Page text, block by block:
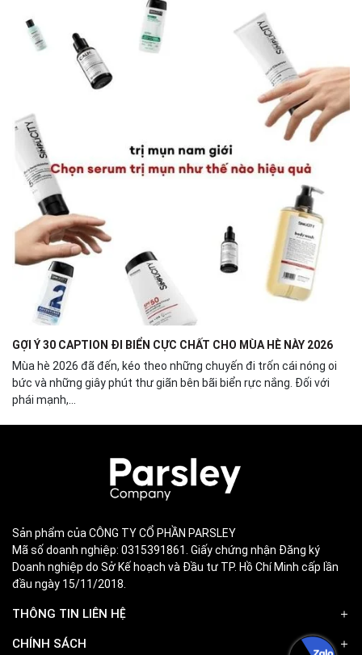
GỢI Ý 30 CAPTION ĐI BIỂN CỰC CHẤT CHO MÙA HÈ NÀY 2026
Mùa hè 2026 đã đến, kéo theo những chuyến đi trốn cái nóng oi
bức và những giây phút thư giãn bên bãi biển rực nắng. Đối với
phái mạnh,...
Sản phẩm của CÔNG TY CỔ PHẦN PARSLEY
Mã số doanh nghiệp: 0315391861. Giấy chứng nhận Đăng ký
Doanh nghiệp do Sở Kế hoạch và Đầu tư TP. Hồ Chí Minh cấp lần
đầu ngày 15/11/2018.
THÔNG TIN LIÊN HỆ
CHÍNH SÁCH